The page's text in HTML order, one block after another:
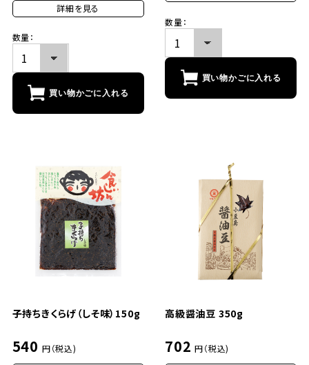
詳細を見る
数量：
買い物かごに入れる
数量：
買い物かごに入れる
子持ちきくらげ（しそ味）150g
540 円（税込)
高級醤油豆 350g
702 円（税込)